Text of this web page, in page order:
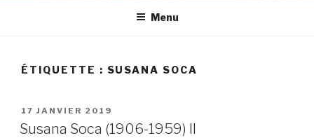
Menu
ÉTIQUETTE : SUSANA SOCA
PUBLIÉ
LE
17 JANVIER 2019
Susana Soca (1906-1959) II